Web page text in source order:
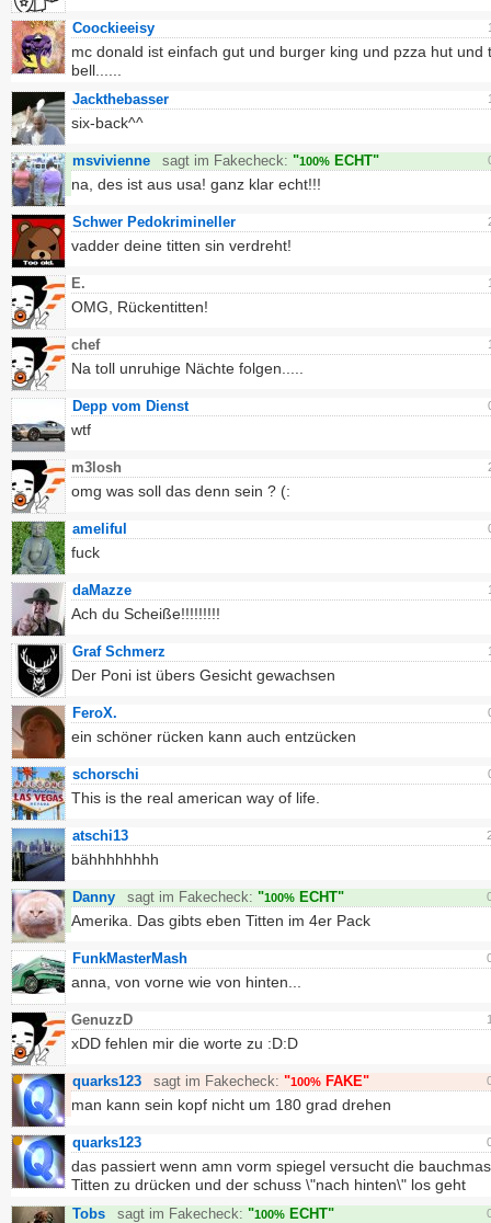
Coockieeisy
mc donald ist einfach gut und burger king und pzza hut und
bell......
Jackthebasser
six-back^^
msvivienne sagt im Fakecheck: "100% ECHT"
na, des ist aus usa! ganz klar echt!!!
Schwer Pedokrimineller
vadder deine titten sin verdreht!
E.
OMG, Rückentitten!
chef
Na toll unruhige Nächte folgen.....
Depp vom Dienst
wtf
m3losh
omg was soll das denn sein ? (:
ameliful
fuck
daMazze
Ach du Scheiße!!!!!!!!!
Graf Schmerz
Der Poni ist übers Gesicht gewachsen
FeroX.
ein schöner rücken kann auch entzücken
schorschi
This is the real american way of life.
atschi13
bähhhhhhhh
Danny sagt im Fakecheck: "100% ECHT"
Amerika. Das gibts eben Titten im 4er Pack
FunkMasterMash
anna, von vorne wie von hinten...
GenuzzD
xDD fehlen mir die worte zu :D:D
quarks123 sagt im Fakecheck: "100% FAKE"
man kann sein kopf nicht um 180 grad drehen
quarks123
das passiert wenn amn vorm spiegel versucht die
Titten zu drücken und der schuss \"nach hinten\" los geht
Tobs sagt im Fakecheck: "100% ECHT"